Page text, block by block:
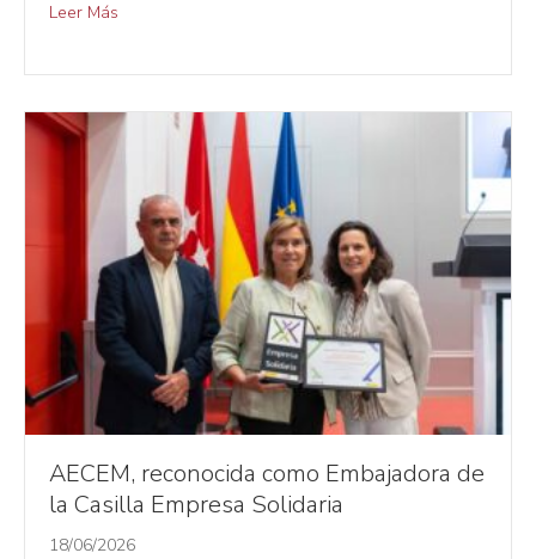
Leer Más
AECEM, reconocida como Embajadora de
la Casilla Empresa Solidaria
18/06/2026